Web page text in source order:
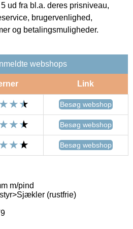
ud fra bl.a. deres prisniveau,
brugervenlighed,
og betalingsmuligheder.
webshops
Link
Besøg webshop
Besøg webshop
Besøg webshop
m/pind
(rustfrie)